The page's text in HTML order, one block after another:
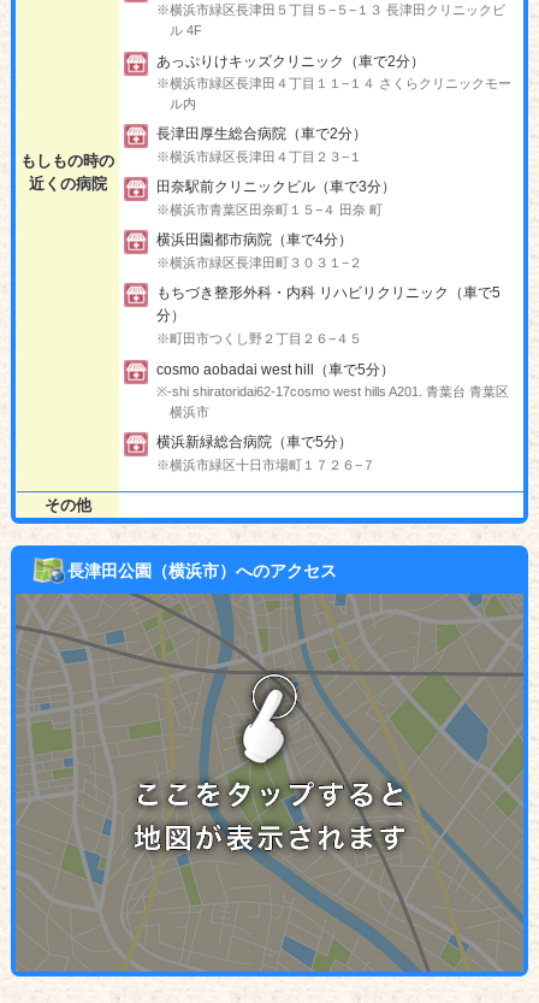
もしもの時の
近くの病院
※横浜市緑区長津田５丁目５−５−１３ 長津田クリニックビ
ル 4F
あっぷりけキッズクリニック（車で2分）
※横浜市緑区長津田４丁目１１−１４ さくらクリニックモー
ル内
長津田厚生総合病院（車で2分）
※横浜市緑区長津田４丁目２３−１
田奈駅前クリニックビル（車で3分）
※横浜市青葉区田奈町１５−４ 田奈 町
横浜田園都市病院（車で4分）
※横浜市緑区長津田町３０３１−２
もちづき整形外科・内科 リハビリクリニック（車で5
分）
※町田市つくし野２丁目２６−４５
cosmo aobadai west hill（車で5分）
※-shi shiratoridai62-17cosmo west hills A201. 青葉台 青葉区
横浜市
横浜新緑総合病院（車で5分）
※横浜市緑区十日市場町１７２６−７
その他
長津田公園（横浜市）へのアクセス